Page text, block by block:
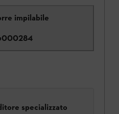
impilabile
specializzato